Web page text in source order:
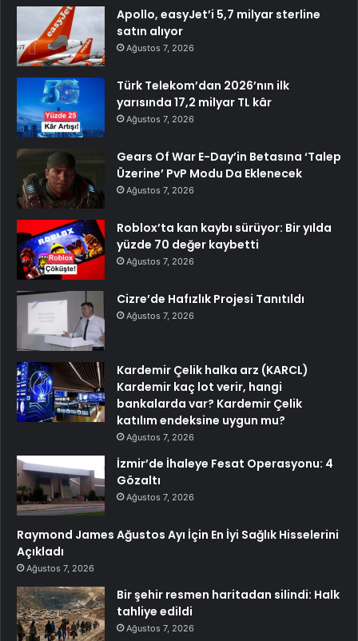
Apollo, easyJet’i 5,7 milyar sterline
satın alıyor
Ağustos 7, 2026
Türk Telekom’dan 2026’nın ilk
yarısında 17,2 milyar TL kâr
Ağustos 7, 2026
Gears Of War E-Day’in Betasına ‘Talep
Üzerine’ PvP Modu Da Eklenecek
Ağustos 7, 2026
Roblox’ta kan kaybı sürüyor: Bir yılda
yüzde 70 değer kaybetti
Ağustos 7, 2026
Cizre’de Hafızlık Projesi Tanıtıldı
Ağustos 7, 2026
Kardemir Çelik halka arz (KARCL)
Kardemir kaç lot verir, hangi
bankalarda var? Kardemir Çelik
katılım endeksine uygun mu?
Ağustos 7, 2026
İzmir’de İhaleye Fesat Operasyonu: 4
Gözaltı
Ağustos 7, 2026
Raymond James Ağustos Ayı İçin En İyi Sağlık Hisselerini
Açıkladı
Ağustos 7, 2026
Bir şehir resmen haritadan silindi: Halk
tahliye edildi
Ağustos 7, 2026